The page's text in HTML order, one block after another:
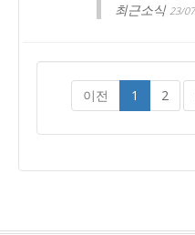
최근소식 23/
이전 1 2